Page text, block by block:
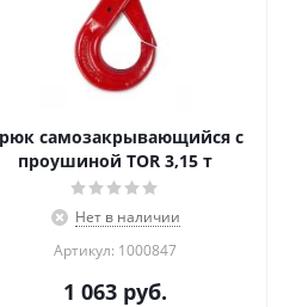
самозакрывающийся с
проушиной TOR 3,15 т
Нет в наличии
Артикул: 1000847
1 063 руб.